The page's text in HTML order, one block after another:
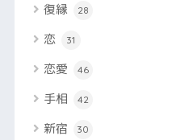
復縁 28
恋 31
恋愛 46
手相 42
新宿 30